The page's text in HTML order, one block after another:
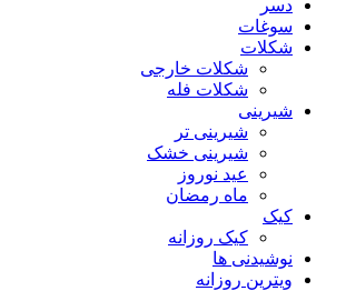
دسر
سوغات
شکلات
شکلات خارجی
شکلات فله
شیرینی
شیرینی تر
شیرینی خشک
عید نوروز
ماه رمضان
کیک
کیک روزانه
نوشیدنی ها
ویترین روزانه